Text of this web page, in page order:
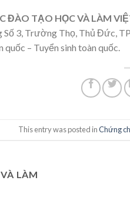
ĐÀO TẠO HỌC VÀ LÀM
3, Trường Thọ, Thủ Đức,
– Tuyển sinh toàn quốc.
This entry was posted inChứng
LÀM